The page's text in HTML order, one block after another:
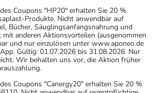
Coupons "HP20" erhalten Sie 20 %
Produkte. Nicht anwendbar auf
Bücher, Säuglingsanfangsnahrung und
mit anderen Aktionsvorteilen (ausgenommen
und nur einzulösen unter www.aponeo.de
Gültig: 01.07.2026 bis 31.08.2026. Nur
Wir behalten uns vor, die Aktion früher
Coupons "Canergy20" erhalten Sie 20 %